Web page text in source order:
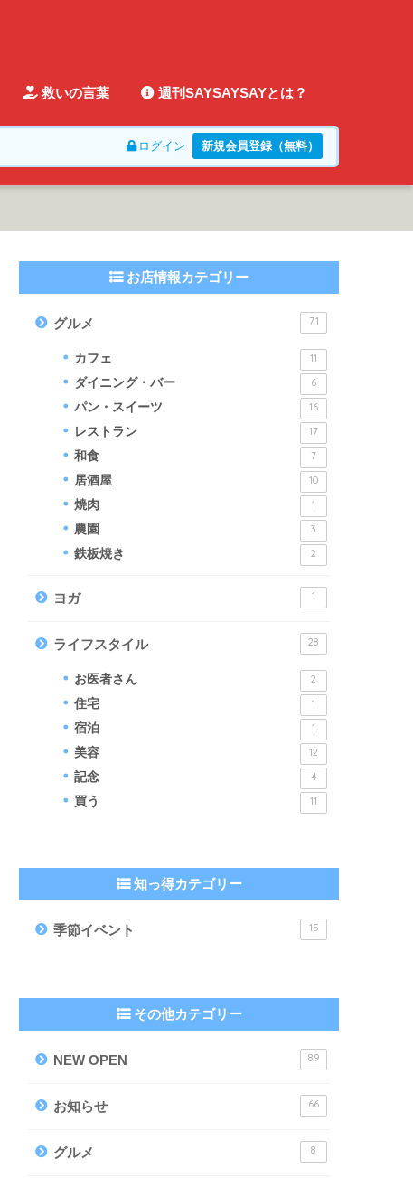
救いの言葉 週刊SAYSAYSAYとは？
ログイン 新規会員登録（無料）
お店情報カテゴリー
グルメ 71
カフェ 11
ダイニング・バー 6
パン・スイーツ 16
レストラン 17
和食 7
居酒屋 10
焼肉 1
農園 3
鉄板焼き 2
ヨガ 1
ライフスタイル 28
お医者さん 2
住宅 1
宿泊 1
美容 12
記念 4
買う 11
知っ得カテゴリー
季節イベント 15
その他カテゴリー
NEW OPEN 89
お知らせ 66
グルメ 8